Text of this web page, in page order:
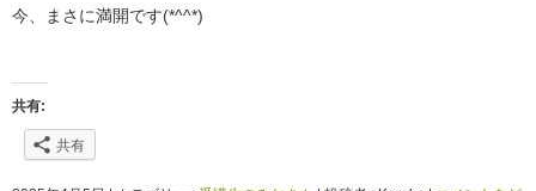
今、まさに満開です(*^^*)
共有:
共有